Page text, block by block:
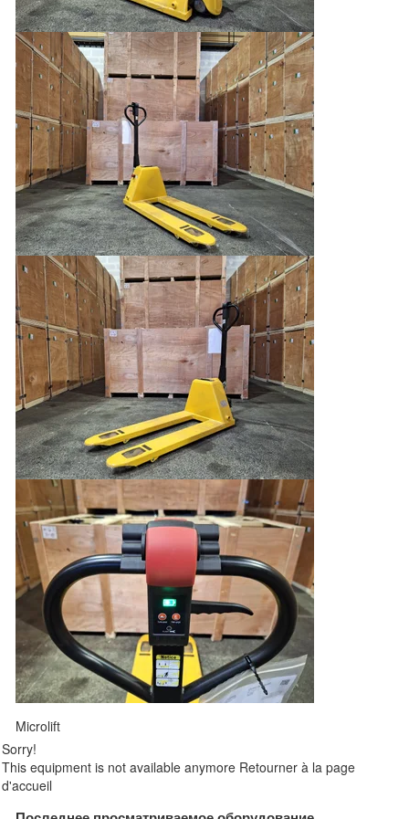
Microlift
Sorry!
This equipment is not available anymore Retourner à la page
d'accueil